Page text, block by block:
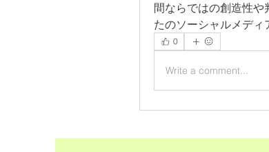
間ならではの創造性や
たのソーシャルメディ
0
Write a comment...